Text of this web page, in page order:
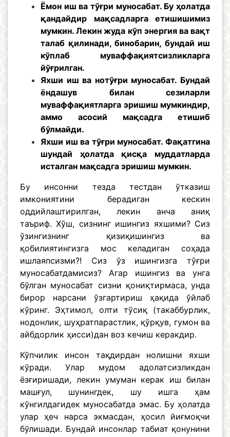
Ёмон иш ва тўғри муносабат. Бу ҳолатда
қандайдир мақсадларга етишишимиз
мумкин. Лекин жуда кўп энергия ва вақт
талаб қилинади, бинобарин, бундай иш
кўплаб муваффақиятсизликларга
йўғрилган.
Яхши иш ва нотўғри муносабат. Бундай
ёндашув билан сезиларли
муваффақиятларга эришиш мумкиндир,
аммо асосий мақсадга етишиб
бўлмайди.
Яхши иш ва тўғри муносабат. Фақатгина
шундай ҳолатда қисқа муддатларда
исталган мақсадга эришиш мумкин.
Бу инсонни тезда тестдан ўтказиш
имкониятини берадиган кескин
оддийлаштирилган, лекин анча аниқ
таъриф. Хўш, сизнинг ишингиз яхшими? Сиз
ўзингизнинг қизиқишингиз ва
қобилиятингизга мос келадиган соҳада
ишлаяпсизми?! Сиз ўз ишингизга тўғри
муносабатдамисиз? Агар ишингиз ва унга
бўлган муносабат сизни қониқтирмаса, унда
бирор нарсани ўзгартириш ҳақида ўйлаб
кўринг. Эҳтимол, олти тўсиқ (такаббурлик,
нодонлик, шуҳратпарастлик, қўрқув, гумон ва
айбдорлик ҳисси)дан воз кечиш керакдир.
Кўпчилик инсон тақдирдан нолишни яхши
кўради. Улар мудом адолатсизликдан
ёзғиришади, лекин умуман керак иш билан
машғул, шунингдек, шу ишга ҳам
кўнгилдагидек муносабатда эмас. Бу ҳолатда
улар ҳеч нарса экмасдан, ҳосил йиғмоқчи
бўлишади. Бундай инсонлар табиат қонунини